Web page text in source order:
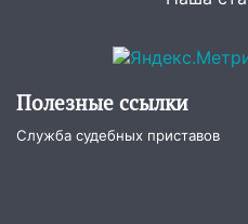
В Ульяновской
наказали за
сотрудник
Полезные ссылки
Служба судебных приставов